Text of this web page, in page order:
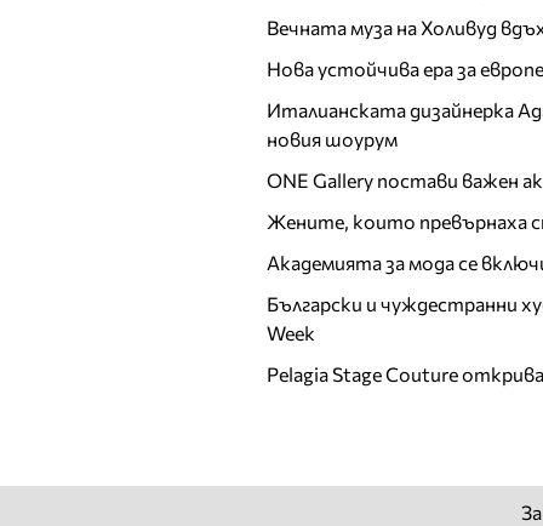
Вечната муза на Холивуд
Нова устойчива ера за
Италианската дизайнерка
новия шоурум
ONE Gallery постави важен
Жените, които превърнаха
Академията за мода се
Български и чуждестранни
Week
Pelagia Stage Couture